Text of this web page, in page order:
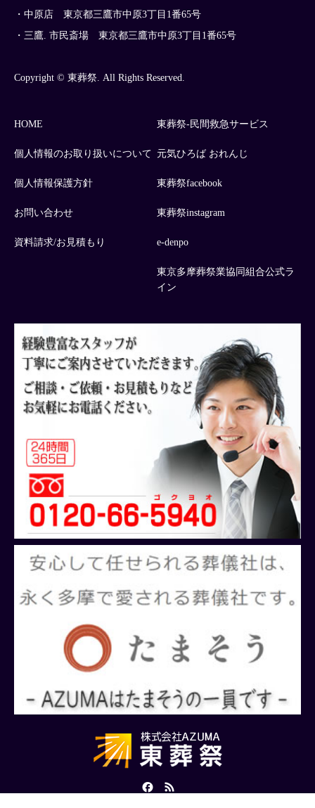
・中原店 東京都三鷹市中原3丁目1番65号
・三鷹. 市民斎場 東京都三鷹市中原3丁目1番65号
Copyright © 東葬祭. All Rights Reserved.
HOME
個人情報のお取り扱いについて
個人情報保護方針
お問い合わせ
資料請求/お見積もり
東葬祭-民間救急サービス
元気ひろば おれんじ
東葬祭facebook
東葬祭instagram
e-denpo
東京多摩葬祭業協同組合公式ラ
イン